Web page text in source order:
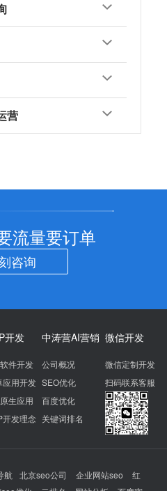
营
流量要订单
咨询
开发
件开发
应用开发
生应用
开发理念
中涛营AI营销
公司概况
SEO优化
百度优化
关键词排名
微信开发
微信定制开发
扫码联系客服
航 北京seo公司 企业网站seo
红